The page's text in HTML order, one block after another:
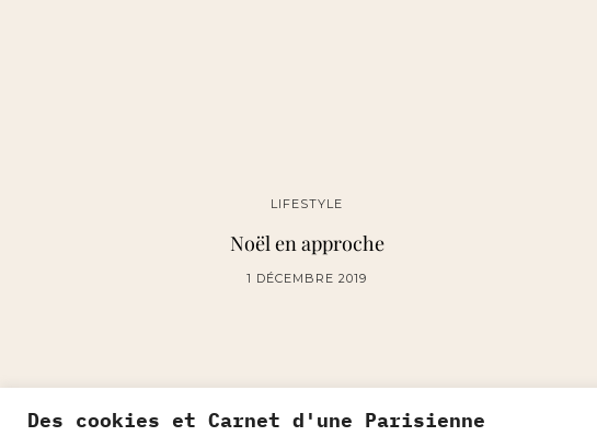
Des cookies et Carnet d'une Parisienne
LIFESTYLE
Noël en approche
1 DÉCEMBRE 2019